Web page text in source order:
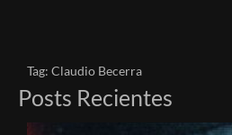
Tag: Claudio Becerra
Posts Recientes